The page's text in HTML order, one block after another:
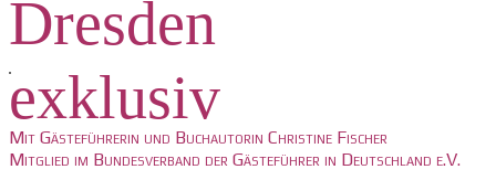
Dresden
exklusiv
Mit Gästeführerin und Buchautorin Christine Fischer
Mitglied im Bundesverband der Gästeführer in Deutschland e.V.